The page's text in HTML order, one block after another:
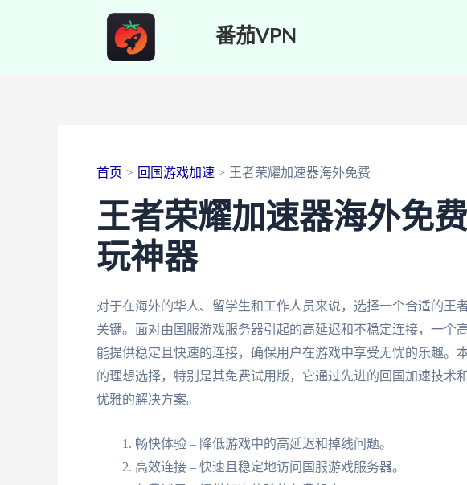
番茄VPN
首页 回国游戏加速 王者荣耀加速器海外免费
王者荣耀加速器海外免
玩神器
对于在海外的华人、留学生和工作人员来说，选择一个合适的王
关键。面对由国服游戏服务器引起的高延迟和不稳定连接，一个
能提供稳定且快速的连接，确保用户在游戏中享受无忧的乐趣。
的理想选择，特别是其免费试用版，它通过先进的回国加速技术
优雅的解决方案。
畅快体验 – 降低游戏中的高延迟和掉线问题。
高效连接 – 快速且稳定地访问国服游戏服务器。